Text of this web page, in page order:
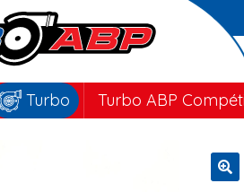
Turbo Turbo ABP